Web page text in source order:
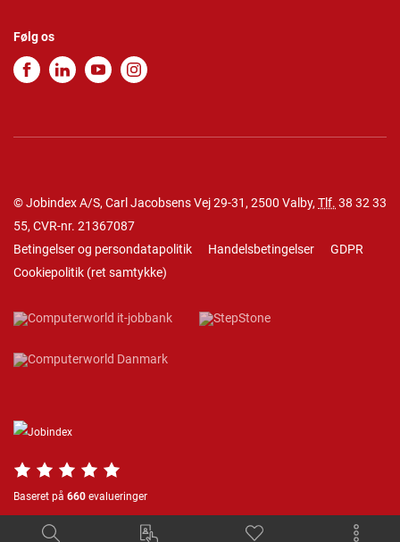
Følg os
© Jobindex A/S, Carl Jacobsens Vej 29-31, 2500 Valby, Tlf. 38 32 33
55, CVR-nr. 21367087
Betingelser og persondatapolitik
Handelsbetingelser
GDPR
Cookiepolitik (ret samtykke)
Baseret på 660 evalueringer